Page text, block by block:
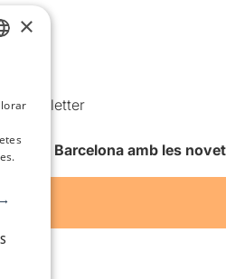
i Newsletter
Teatre Barcelona amb les
×